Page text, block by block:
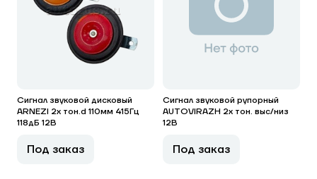
Сигнал звуковой дисковый
ARNEZI 2x тон.d 110мм 415Гц
118дБ 12В
Под заказ
Сигнал звуковой рупорный
AUTOVIRAZH 2x тон. выс/низ
12В
Под заказ